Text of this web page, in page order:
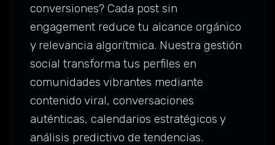
conversiones? Cada post sin
engagement reduce tu alcance orgánico
y relevancia algorítmica. Nuestra gestión
social transforma tus perfiles en
comunidades vibrantes mediante
contenido viral, conversaciones
auténticas, calendarios estratégicos y
análisis predictivo de tendencias.